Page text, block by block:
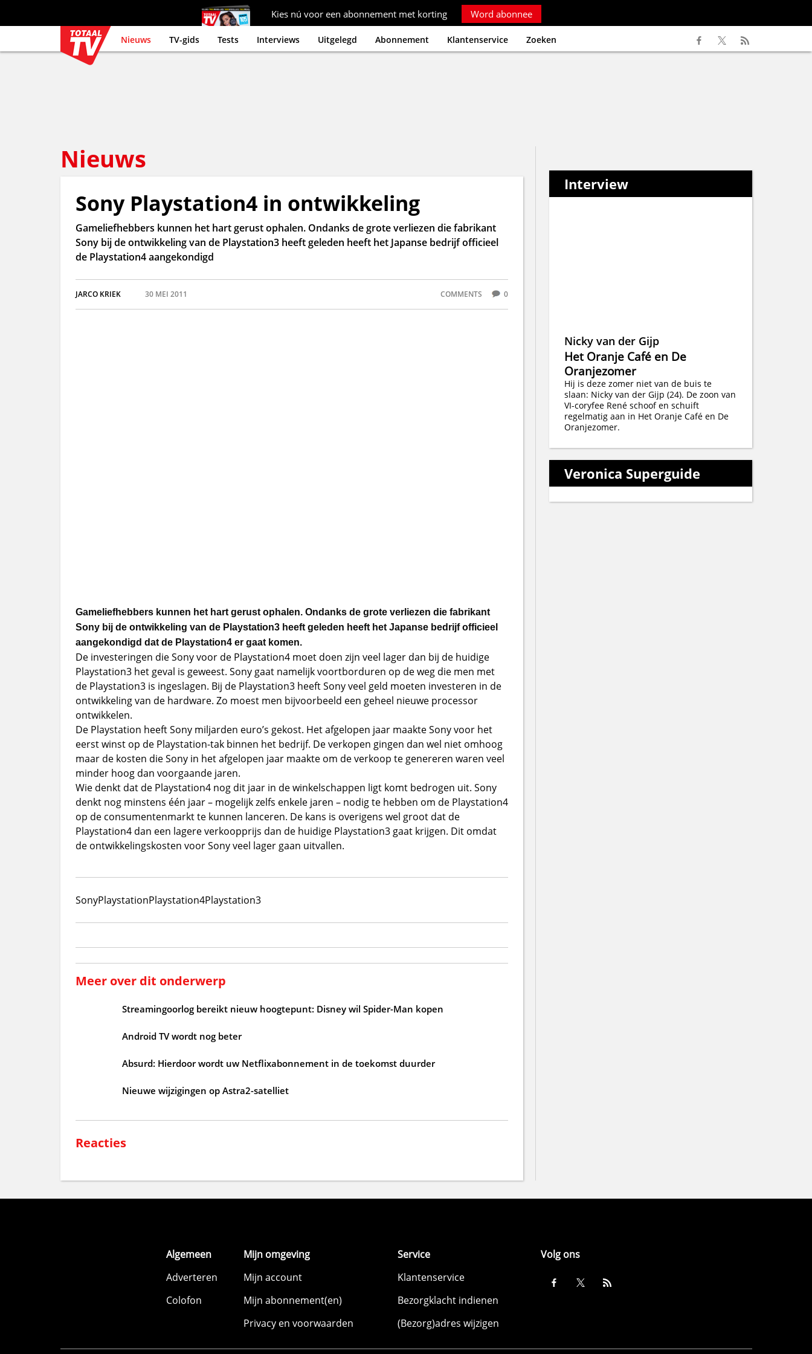
Kies nú voor een abonnement met korting Word abonnee
Nieuws TV-gids Tests Interviews Uitgelegd Abonnement Klantenservice Zoeken
Nieuws
Sony Playstation4 in ontwikkeling
Gameliefhebbers kunnen het hart gerust ophalen. Ondanks de grote verliezen die fabrikant
Sony bij de ontwikkeling van de Playstation3 heeft geleden heeft het Japanse bedrijf officieel
de Playstation4 aangekondigd
JARCO KRIEK 30 MEI 2011 COMMENTS 0
Gameliefhebbers kunnen het hart gerust ophalen. Ondanks de grote verliezen die fabrikant
Sony bij de ontwikkeling van de Playstation3 heeft geleden heeft het Japanse bedrijf officieel
aangekondigd dat de Playstation4 er gaat komen.
De investeringen die Sony voor de Playstation4 moet doen zijn veel lager dan bij de huidige
Playstation3 het geval is geweest. Sony gaat namelijk voortborduren op de weg die men met
de Playstation3 is ingeslagen. Bij de Playstation3 heeft Sony veel geld moeten investeren in de
ontwikkeling van de hardware. Zo moest men bijvoorbeeld een geheel nieuwe processor
ontwikkelen.
De Playstation heeft Sony miljarden euro’s gekost. Het afgelopen jaar maakte Sony voor het
eerst winst op de Playstation-tak binnen het bedrijf. De verkopen gingen dan wel niet omhoog
maar de kosten die Sony in het afgelopen jaar maakte om de verkoop te genereren waren veel
minder hoog dan voorgaande jaren.
Wie denkt dat de Playstation4 nog dit jaar in de winkelschappen ligt komt bedrogen uit. Sony
denkt nog minstens één jaar – mogelijk zelfs enkele jaren – nodig te hebben om de Playstation4
op de consumentenmarkt te kunnen lanceren. De kans is overigens wel groot dat de
Playstation4 dan een lagere verkoopprijs dan de huidige Playstation3 gaat krijgen. Dit omdat
de ontwikkelingskosten voor Sony veel lager gaan uitvallen.
SonyPlaystationPlaystation4Playstation3
Meer over dit onderwerp
Streamingoorlog bereikt nieuw hoogtepunt: Disney wil Spider-Man kopen
Android TV wordt nog beter
Absurd: Hierdoor wordt uw Netflixabonnement in de toekomst duurder
Nieuwe wijzigingen op Astra2-satelliet
Reacties
Interview
Nicky van der Gijp
Het Oranje Café en De
Oranjezomer
Hij is deze zomer niet van de buis te
slaan: Nicky van der Gijp (24). De zoon van
VI-coryfee René schoof en schuift
regelmatig aan in Het Oranje Café en De
Oranjezomer.
Veronica Superguide
Algemeen
Adverteren
Colofon
Mijn omgeving
Mijn account
Mijn abonnement(en)
Privacy en voorwaarden
Service
Klantenservice
Bezorgklacht indienen
(Bezorg)adres wijzigen
Volg ons